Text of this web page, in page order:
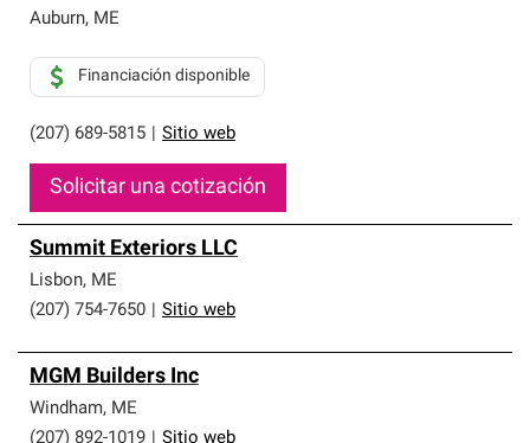
Auburn, ME
(207) 689-5815 Sitio web
Financiación disponible
Solicitar una cotización
Summit Exteriors LLC
Lisbon, ME
(207) 754-7650
Sitio web
MGM Builders Inc
Windham, ME
(207) 892-1019
Sitio web